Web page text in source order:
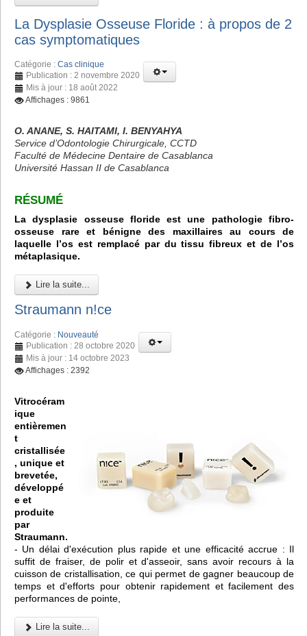
La Dysplasie Osseuse Floride : à propos de 2
cas symptomatiques
Catégorie : Cas clinique
Publication : 2 novembre 2020
Mis à jour : 18 août 2022
Affichages : 9861
O. ANANE, S. HAITAMI, I. BENYAHYA
Service d’Odontologie Chirurgicale, CCTD
Faculté de Médecine Dentaire de Casablanca
Université Hassan II de Casablanca
RÉSUMÉ
La dysplasie osseuse floride est une pathologie fibro-
osseuse rare et bénigne des maxillaires au cours de
laquelle l’os est remplacé par du tissu fibreux et de l’os
métaplasique.
Lire la suite...
Straumann n!ce
Catégorie : Nouveauté
Publication : 28 octobre 2020
Mis à jour : 14 octobre 2023
Affichages : 2392
Vitrocéram
ique
entièremen
t
cristallisée
, unique et
brevetée,
développé
e et
produite
par
Straumann.
- Un délai d'exécution plus rapide et une efficacité accrue : Il
suffit de fraiser, de polir et d'asseoir, sans avoir recours à la
cuisson de cristallisation, ce qui permet de gagner beaucoup de
temps et d'efforts pour obtenir rapidement et facilement des
performances de pointe,
Lire la suite...